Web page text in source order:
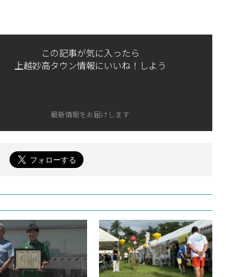
この記事が気に入ったら
上越妙高タウン情報にいいね！しよう
最新情報をお届けします